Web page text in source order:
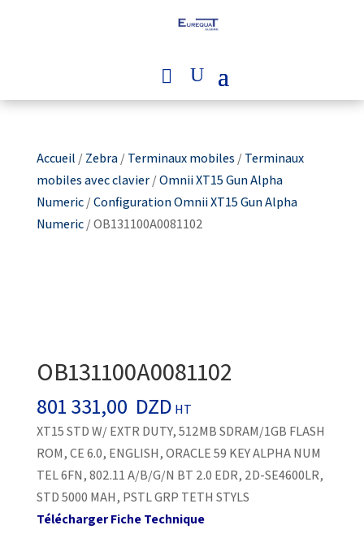
Accueil /Zebra/Terminaux mobiles /Terminaux
mobiles avec clavier/Omnii XT15 Gun Alpha
Numeric/Configuration Omnii XT15 Gun Alpha
Numeric/ OB131100A0081102
OB131100A0081102
801 331,00 DZD HT
XT15 STD W/ EXTR DUTY, 512MB SDRAM/1GB FLASH
ROM, CE 6.0, ENGLISH, ORACLE 59 KEY ALPHA NUM
TEL 6FN, 802.11 A/B/G/N BT 2.0 EDR, 2D-SE4600LR,
STD 5000 MAH, PSTL GRP TETH STYLS
Télécharger Fiche Technique